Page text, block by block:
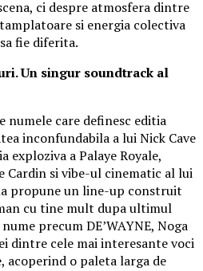
ci despre atmosfera dintre
si energia colectiva
fie diferita.
Un singur soundtrack al
numele care definesc editia
inconfundabila a lui Nick Cave
exploziva a Palaye Royale,
Cardin si vibe-ul cinematic al lui
propune un line-up construit
cu tine mult dupa ultimul
precum DE’WAYNE, Noga
dintre cele mai interesante voci
acoperind o paleta larga de